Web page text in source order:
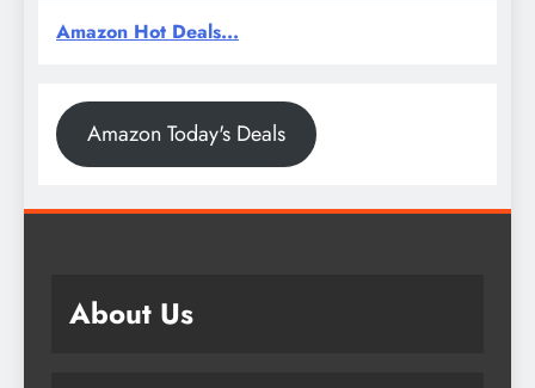
Amazon Hot Deals...
Amazon Today's Deals
About Us